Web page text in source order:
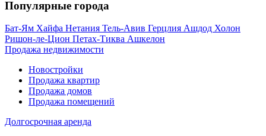
Популярные города
Бат-Ям Хайфа Нетания Тель-Авив Герцлия Ашдод Холон
Ришон-ле-Цион Петах-Тиква Ашкелон
Продажа недвижимости
Новостройки
Продажа квартир
Продажа домов
Продажа помещений
Долгосрочная аренда